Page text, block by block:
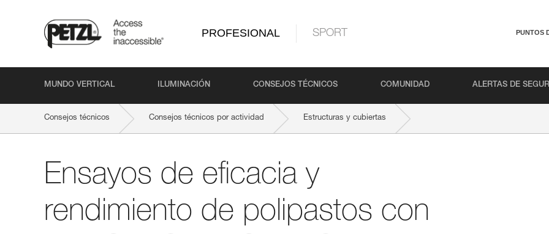
PROFESIONAL SPORT PUNTOS
MUNDO VERTICAL ILUMINACIÓN CONSEJOS TÉCNICOS COMUNIDAD ALERTAS DE
Consejos técnicos Consejos técnicos por actividad Estructuras y cubiertas
Ensayos de eficacia y
rendimiento de polipastos con